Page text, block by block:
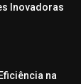
Inovadoras
na